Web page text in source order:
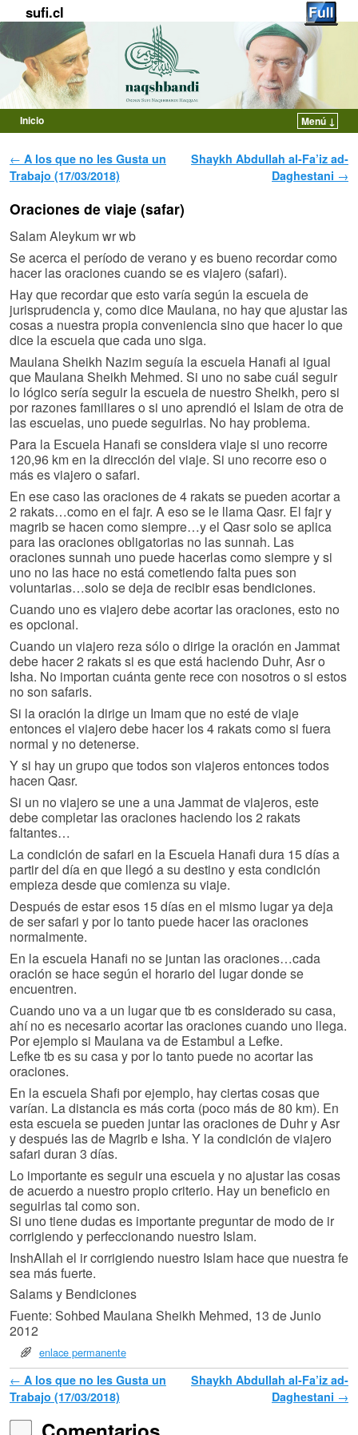
sufi.cl
Inicio
Menú ↓
Navegador de artículos
← A los que no les Gusta un
Trabajo (17/03/2018)
Shaykh Abdullah al-Fa’iz ad-
Daghestani →
Oraciones de viaje (safar)
Salam Aleykum wr wb
Se acerca el período de verano y es bueno recordar como
hacer las oraciones cuando se es viajero (safari).
Hay que recordar que esto varía según la escuela de
jurisprudencia y, como dice Maulana, no hay que ajustar las
cosas a nuestra propia conveniencia sino que hacer lo que
dice la escuela que cada uno siga.
Maulana Sheikh Nazim seguía la escuela Hanafi al igual
que Maulana Sheikh Mehmed. Si uno no sabe cuál seguir
lo lógico sería seguir la escuela de nuestro Sheikh, pero si
por razones familiares o si uno aprendió el Islam de otra de
las escuelas, uno puede seguirlas. No hay problema.
Para la Escuela Hanafi se considera viaje si uno recorre
120,96 km en la dirección del viaje. Si uno recorre eso o
más es viajero o safari.
En ese caso las oraciones de 4 rakats se pueden acortar a
2 rakats…como en el fajr. A eso se le llama Qasr. El fajr y
magrib se hacen como siempre…y el Qasr solo se aplica
para las oraciones obligatorias no las sunnah. Las
oraciones sunnah uno puede hacerlas como siempre y si
uno no las hace no está cometiendo falta pues son
voluntarias…solo se deja de recibir esas bendiciones.
Cuando uno es viajero debe acortar las oraciones, esto no
es opcional.
Cuando un viajero reza sólo o dirige la oración en Jammat
debe hacer 2 rakats si es que está haciendo Duhr, Asr o
Isha. No importan cuánta gente rece con nosotros o si estos
no son safaris.
Si la oración la dirige un Imam que no esté de viaje
entonces el viajero debe hacer los 4 rakats como si fuera
normal y no detenerse.
Y si hay un grupo que todos son viajeros entonces todos
hacen Qasr.
Si un no viajero se une a una Jammat de viajeros, este
debe completar las oraciones haciendo los 2 rakats
faltantes…
La condición de safari en la Escuela Hanafi dura 15 días a
partir del día en que llegó a su destino y esta condición
empieza desde que comienza su viaje.
Después de estar esos 15 días en el mismo lugar ya deja
de ser safari y por lo tanto puede hacer las oraciones
normalmente.
En la escuela Hanafi no se juntan las oraciones…cada
oración se hace según el horario del lugar donde se
encuentren.
Cuando uno va a un lugar que tb es considerado su casa,
ahí no es necesario acortar las oraciones cuando uno llega.
Por ejemplo si Maulana va de Estambul a Lefke.
Lefke tb es su casa y por lo tanto puede no acortar las
oraciones.
En la escuela Shafi por ejemplo, hay ciertas cosas que
varían. La distancia es más corta (poco más de 80 km). En
esta escuela se pueden juntar las oraciones de Duhr y Asr
y después las de Magrib e Isha. Y la condición de viajero
safari duran 3 días.
Lo importante es seguir una escuela y no ajustar las cosas
de acuerdo a nuestro propio criterio. Hay un beneficio en
seguirlas tal como son.
Si uno tiene dudas es importante preguntar de modo de ir
corrigiendo y perfeccionando nuestro Islam.
InshAllah el ir corrigiendo nuestro Islam hace que nuestra fe
sea más fuerte.
Salams y Bendiciones
Fuente: Sohbed Maulana Sheikh Mehmed, 13 de Junio
2012
enlace permanente
Navegador de artículos
← A los que no les Gusta un
Trabajo (17/03/2018)
Shaykh Abdullah al-Fa’iz ad-
Daghestani →